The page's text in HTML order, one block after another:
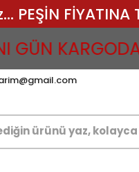
FİYATINA
GÜN KARGODA !